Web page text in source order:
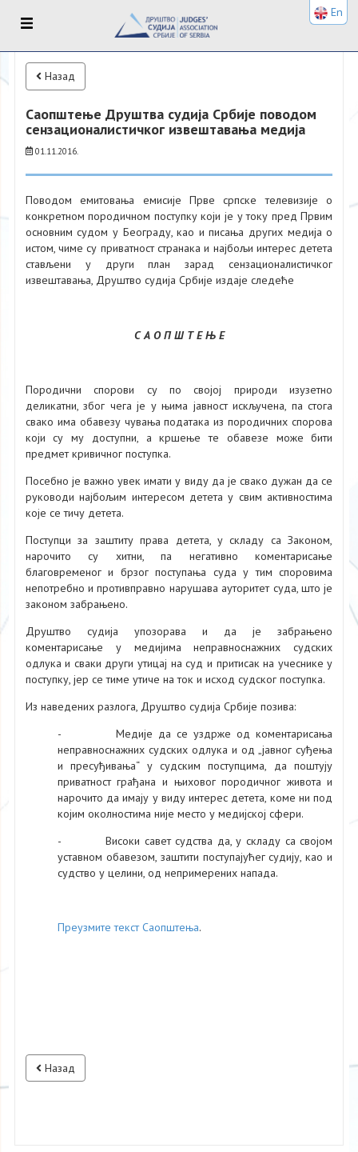
Назад
Саопштење Друштва судија Србије поводом
сензационалистичког извештавања медија
01.11.2016.
Поводом емитовања емисије Прве српске телевизије о
конкретном породичном поступку који је у току пред Првим
основним судом у Београду, као и писања других медија о
истом, чиме су приватност странака и најбољи интерес детета
стављени у други план зарад сензационалистичког
извештавања, Друштво судија Србије издаје следеће
С А О П Ш Т Е Њ Е
Породични спорови су по својој природи изузетно
деликатни, због чега је у њима јавност искључена, па стога
свако има обавезу чувања података из породичних спорова
који су му доступни, а кршење те обавезе може бити
предмет кривичног поступка.
Посебно је важно увек имати у виду да је свако дужан да се
руководи најбољим интересом детета у свим активностима
које се тичу детета.
Поступци за заштиту права детета, у складу са Законом,
нарочито су хитни, па негативно коментарисање
благовременог и брзог поступања суда у тим споровима
непотребно и противправно нарушава ауторитет суда, што је
законом забрањено.
Друштво судија упозорава и да је забрањено
коментарисање у медијима неправноснажних судских
одлука и сваки други утицај на суд и притисак на учеснике у
поступку, јер се тиме утиче на ток и исход судског поступка.
Из наведених разлога, Друштво судија Србије позива:
- Медије да се уздрже од коментарисања
неправноснажних судских одлука и од „јавног суђења
и пресуђивања“ у судским поступцима, да поштују
приватност грађана и њиховог породичног живота и
нарочито да имају у виду интерес детета, коме ни под
којим околностима није место у медијској сфери.
- Високи савет судства да, у складу са својом
уставном обавезом, заштити поступајућег судију, као и
судство у целини, од непримерених напада.
Преузмите текст Саопштења.
Назад
En